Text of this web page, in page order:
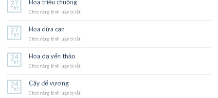
27
Th9
Hoa triệu chuông
Chức năng bình luận bị tắt
27
Th9
Hoa dừa cạn
Chức năng bình luận bị tắt
24
Th9
Hoa dạ yến thảo
Chức năng bình luận bị tắt
24
Th9
Cây đế vương
Chức năng bình luận bị tắt